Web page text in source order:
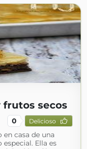
frutos secos
0 Delicioso
casa de una
Ella es